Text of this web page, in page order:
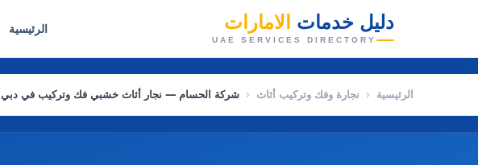
دليل خدمات الامارات
UAE SERVICES DIRECTORY
الرئيسية
الرئيسية ‹ نجارة وفك وتركيب أثاث ‹ شركة الحسام — نجار أثاث خشبي فك وتركيب في دبي